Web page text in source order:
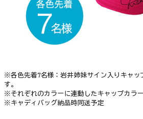
※各色先着7名様：岩井姉妹サイン入りキャッ
す。
※それぞれのカラーに連動したキャップカラー
※キャディバッグ納品時同送予定